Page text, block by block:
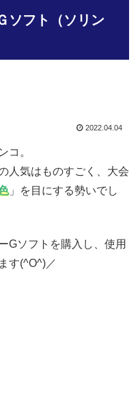
ソフト（ソリン
2022.04.04
コ。
人気はものすごく、大会
」を目にする勢いでし
Gソフトを購入し、使用
す(^O^)／